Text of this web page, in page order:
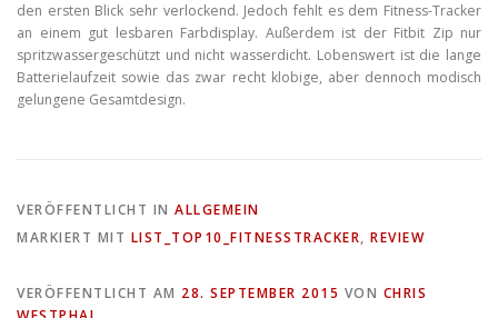
den ersten Blick sehr verlockend. Jedoch fehlt es dem Fitness-Tracker
an einem gut lesbaren Farbdisplay. Außerdem ist der Fitbit Zip nur
spritzwassergeschützt und nicht wasserdicht. Lobenswert ist die lange
Batterielaufzeit sowie das zwar recht klobige, aber dennoch modisch
gelungene Gesamtdesign.
VERÖFFENTLICHT IN ALLGEMEIN
MARKIERT MIT LIST_TOP10_FITNESSTRACKER, REVIEW
VERÖFFENTLICHT AM 28. SEPTEMBER 2015 VON CHRIS